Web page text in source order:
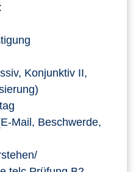
Konjunktiv II,
Mail, Beschwerde,